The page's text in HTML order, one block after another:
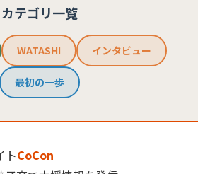
カテゴリ一覧
WATASHI インタビュー
最初の一歩
トCoCon